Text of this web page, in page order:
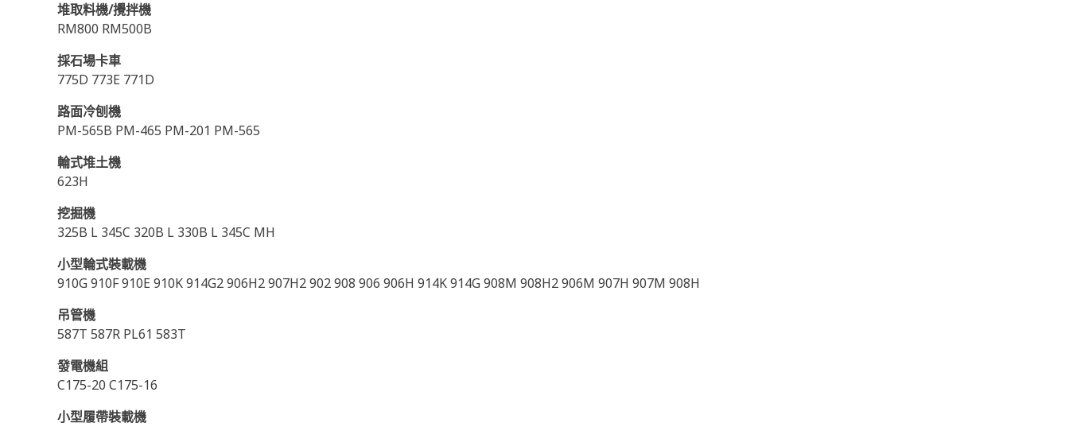
堆取料機/攪拌機
RM800 RM500B
採石場卡車
775D 773E 771D
路面冷刨機
PM-565B PM-465 PM-201 PM-565
輪式堆土機
623H
挖掘機
325B L 345C 320B L 330B L 345C MH
小型輪式裝載機
910G 910F 910E 910K 914G2 906H2 907H2 902 908 906 906H 914K 914G 908M 908H2 906M 907H 907M 908H
吊管機
587T 587R PL61 583T
發電機組
C175-20 C175-16
小型履帶裝載機